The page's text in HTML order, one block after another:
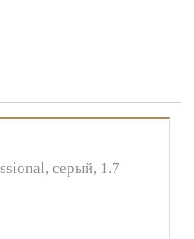
серый, 1.7